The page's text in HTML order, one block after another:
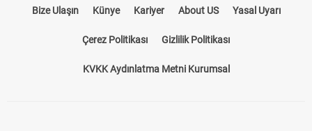
Bize Ulaşın Künye Kariyer About US Yasal Uyarı
Çerez Politikası Gizlilik Politikası
KVKK Aydınlatma Metni Kurumsal